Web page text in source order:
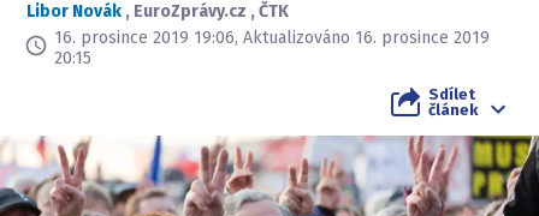
Libor Novák , EuroZprávy.cz ,ČTK
16. prosince 2019 19:06, Aktualizováno 16. prosince 2019
20:15
Sdílet
článek